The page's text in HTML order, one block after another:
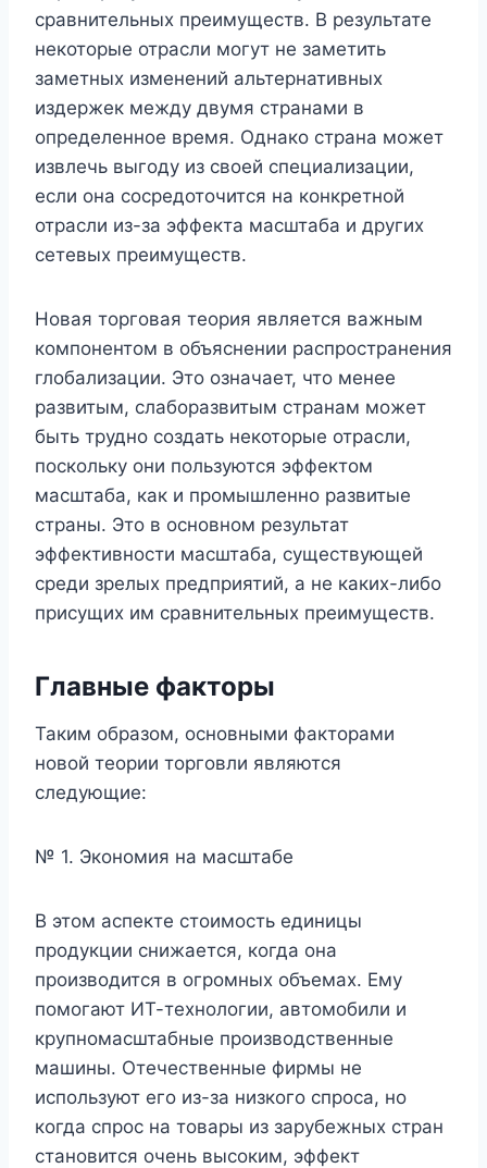
сравнительных преимуществ. В результате
некоторые отрасли могут не заметить
заметных изменений альтернативных
издержек между двумя странами в
определенное время. Однако страна может
извлечь выгоду из своей специализации,
если она сосредоточится на конкретной
отрасли из-за эффекта масштаба и других
сетевых преимуществ.
Новая торговая теория является важным
компонентом в объяснении распространения
глобализации. Это означает, что менее
развитым, слаборазвитым странам может
быть трудно создать некоторые отрасли,
поскольку они пользуются эффектом
масштаба, как и промышленно развитые
страны. Это в основном результат
эффективности масштаба, существующей
среди зрелых предприятий, а не каких-либо
присущих им сравнительных преимуществ.
Главные факторы
Таким образом, основными факторами
новой теории торговли являются
следующие:
№ 1. Экономия на масштабе
В этом аспекте стоимость единицы
продукции снижается, когда она
производится в огромных объемах. Ему
помогают ИТ-технологии, автомобили и
крупномасштабные производственные
машины. Отечественные фирмы не
используют его из-за низкого спроса, но
когда спрос на товары из зарубежных стран
становится очень высоким, эффект